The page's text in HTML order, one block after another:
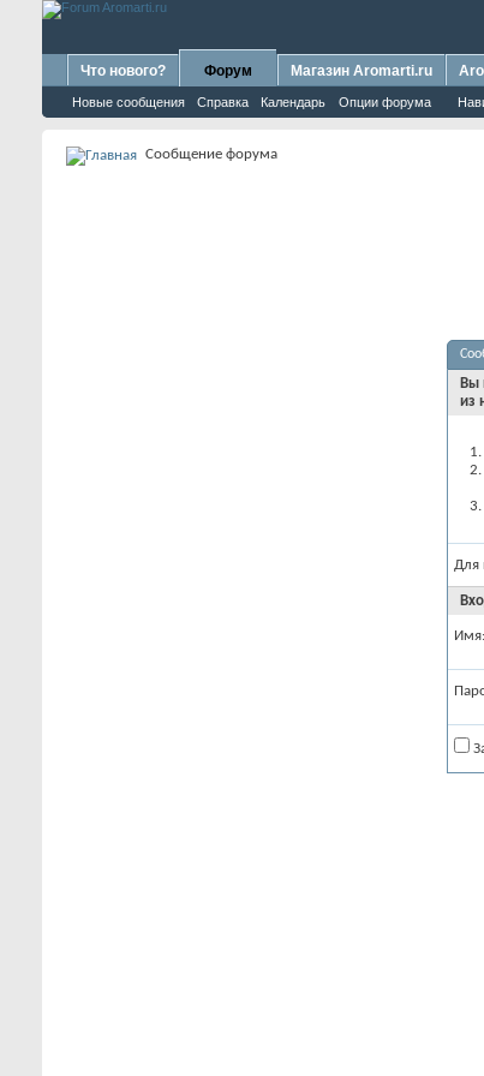
Что нового? Форум
Новые сообщения Справка Календарь Опции форума
Магазин Aromarti.ru
Сообщение форума
Вы
из
Для
Имя: